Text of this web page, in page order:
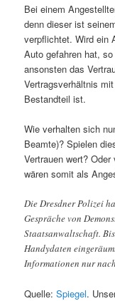
Bei einem
denn dieser ist
verpflichtet. Wird ein
Auto gefahren hat,
ansonsten das
Vertragsverhältnis
Bestandteil ist.
Wie verhalten sich
Beamte)? Spielen
Vertrauen wert?
wären somit als
Die Dresdner Polizei
Gespräche von
Staatsanwaltschaft.
Handydaten
Informationen nur
Quelle:Spiegel.